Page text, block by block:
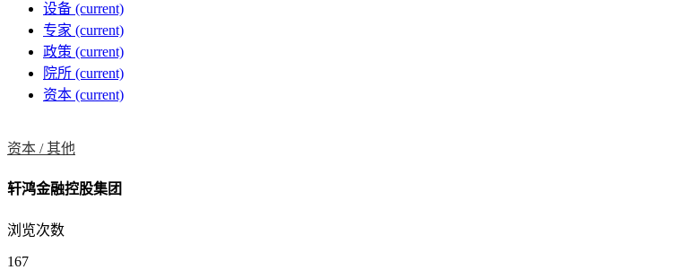
设备 (current)
专家 (current)
政策 (current)
院所 (current)
资本 (current)
资本 /其他
轩鸿金融控股集团
浏览次数
167